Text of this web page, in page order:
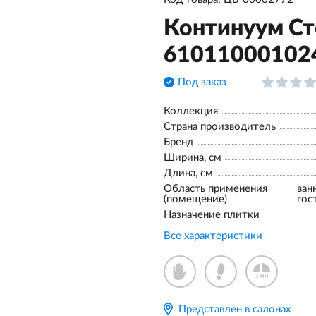
Континуум
Под заказ
Коллекция
Страна производитель
Бренд
Ширина, см
Длина, см
Область применения
(помещение)
Назначение плитки
Все характеристики
Представлен в салонах